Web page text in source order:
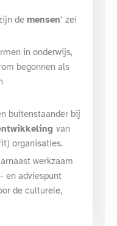
de mensen‘ zei
in onderwijs,
begonnen als
buitenstaander bij
van
organisaties.
werkzaam
en adviespunt
de culturele,